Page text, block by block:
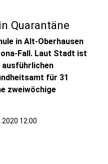
Quarantäne
in Alt-Oberhausen
Fall. Laut Stadt ist
für 31
zweiwöchige
12:00